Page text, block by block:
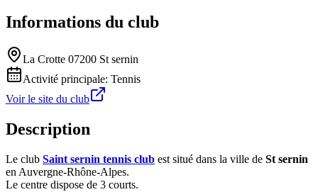
Informations du club
La Crotte 07200 St sernin
Activité principale: Tennis
Voir le site du club
Description
Le club Saint sernin tennis club est situé dans la ville de St sernin
en Auvergne-Rhône-Alpes.
Le centre dispose de 3 courts.